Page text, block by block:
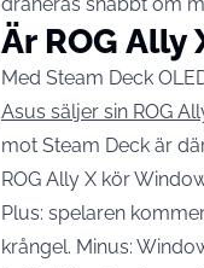
dräneras snabbt om
Är ROG
Med Steam Deck
Asus säljer sin ROG
mot Steam Deck är
ROG Ally X kör
Plus: spelaren
krångel. Minus: